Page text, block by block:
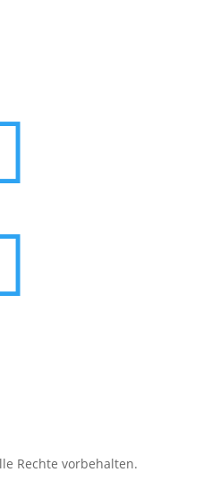
Rechte vorbehalten.